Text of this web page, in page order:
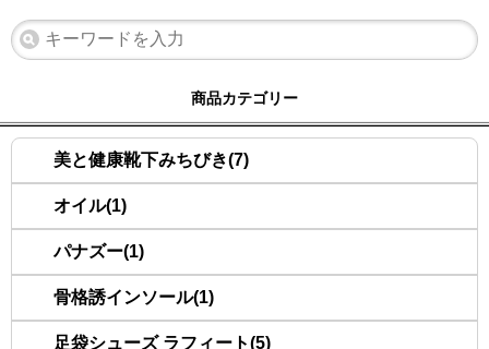
商品カテゴリー
美と健康靴下みちびき(7)
オイル(1)
パナズー(1)
骨格誘インソール(1)
足袋シューズ ラフィート(5)